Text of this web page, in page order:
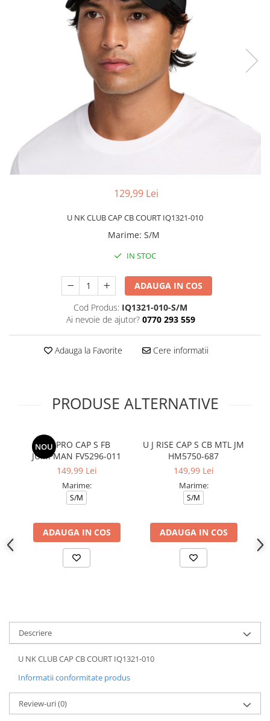
Pantofi sport femei
Sandale & Slapi copii
129,99 Lei
U NK CLUB CAP CB COURT IQ1321-010
Marime: S/M
IN STOC
ADAUGA IN COS
Cod Produs: IQ1321-010-S/M
Ai nevoie de ajutor? 0770 293 559
Adauga la Favorite Cere informatii
PRODUSE ALTERNATIVE
NOUU J PRO CAP S FB
JUMPMAN FV5296-011
149,99 Lei
Marime:
S/M
ADAUGA IN COS
U J RISE CAP S CB MTL JM
HM5750-687
149,99 Lei
Marime:
S/M
ADAUGA IN COS
Descriere
U NK CLUB CAP CB COURT IQ1321-010
Informatii conformitate produs
Review-uri(0)